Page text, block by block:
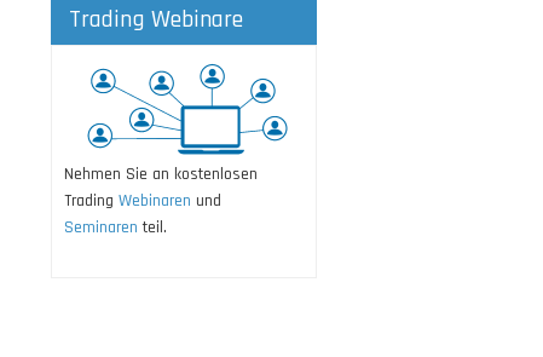
Trading Webinare
Nehmen Sie an kostenlosen
Trading Webinaren und
Seminaren teil.